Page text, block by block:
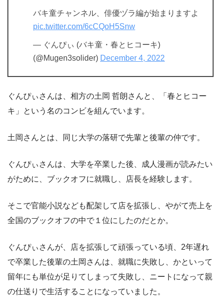
バキ童チャンネル、俳優ヅラ編が始まりますよ
pic.twitter.com/6cCQoH5Snw
— ぐんぴぃ (バキ童・春とヒコーキ)
(@Mugen3solider) December 4, 2022
ぐんぴぃさんは、相方の土岡 哲朗さんと、「春とヒコー
キ」という名のコンビを組んでいます。
土岡さんとは、同じ大学の落研で先輩と後輩の仲です。
ぐんぴぃさんは、大学を卒業した後、成人漫画が読みたい
がために、ブックオフに就職し、店長を経験します。
そこで官能小説なども配架して店を拡張し、やがて売上を
全国のブックオフの中で１位にしたのだとか。
ぐんぴぃさんが、店を拡張して頑張っている頃、2年遅れ
で卒業した後輩の土岡さんは、就職に失敗し、かといって
留年にも単位が足りてしまって失敗し、ニートになって親
の仕送りで生活することになっていました。